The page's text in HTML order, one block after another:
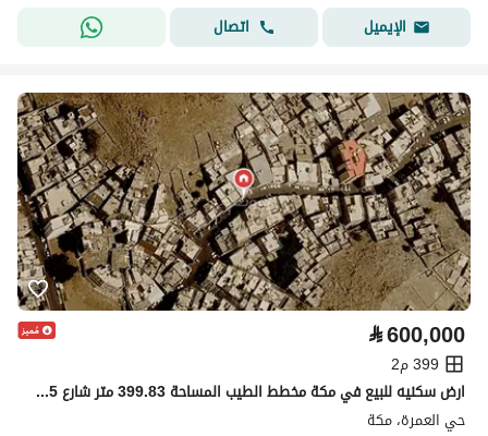
الإيميل
اتصال
⃁600,000
399 م2
ارض سكنيه للبيع في مكة مخطط الطيب المساحة 399.83 متر شارع 15 متر مطلوب 600 الف صافي بدون الضريبه و بدون العموله
حي العمرة، مكة